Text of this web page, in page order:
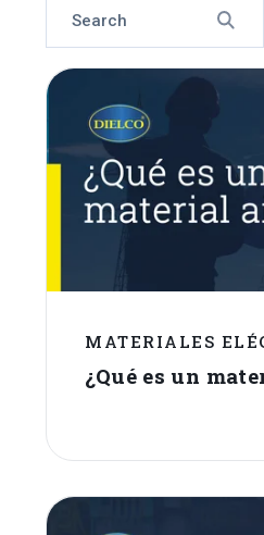
Search
MATERIALES
¿Qué es un